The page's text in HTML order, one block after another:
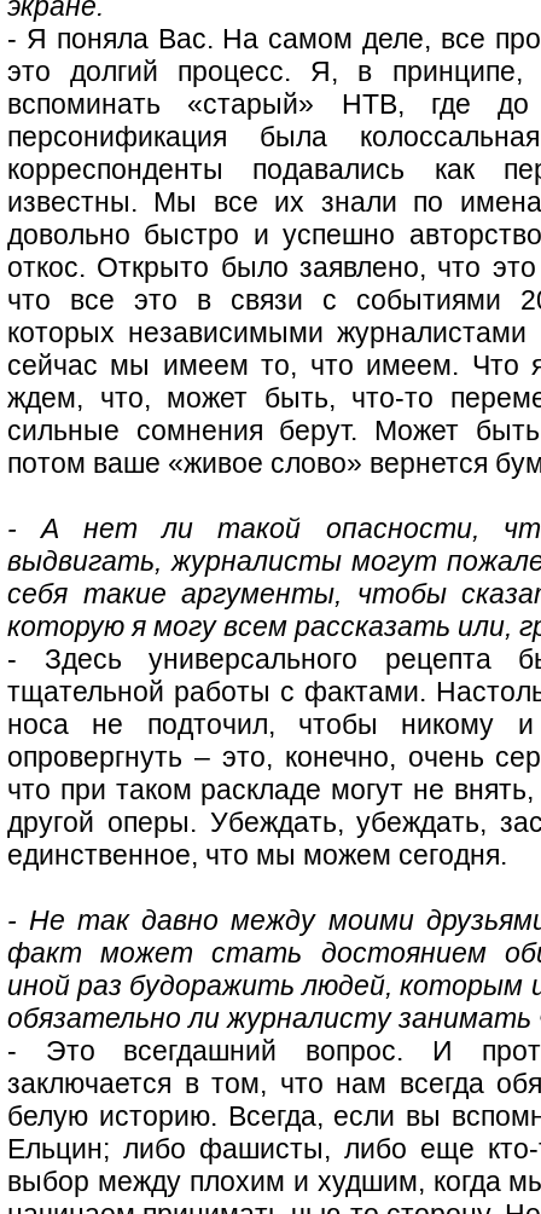
- Я поняла Вас. На самом деле, все
это долгий процесс. Я, в
вспоминать «старый» НТВ, где до
персонификация была
корреспонденты подавались как
известны. Мы все их знали по
довольно быстро и успешно
откос. Открыто было заявлено, что
что все это в связи с событиями
которых независимыми
сейчас мы имеем то, что имеем. Что
ждем, что, может быть, что-то
сильные сомнения берут. Может
потом ваше «живое слово» вернется
- А нет ли такой опасности,
выдвигать, журналисты могут
себя такие аргументы, чтобы
которую я могу всем рассказать или,
- Здесь универсального рецепта
тщательной работы с фактами.
носа не подточил, чтобы никому
опровергнуть – это, конечно, очень
что при таком раскладе могут не
другой оперы. Убеждать, убеждать,
единственное, что мы можем сегодня.
- Не так давно между моими
факт может стать достоянием
иной раз будоражить людей, которым
обязательно ли журналисту
- Это всегдашний вопрос. И
заключается в том, что нам всегда
белую историю. Всегда, если вы
Ельцин; либо фашисты, либо еще
выбор между плохим и худшим, когда